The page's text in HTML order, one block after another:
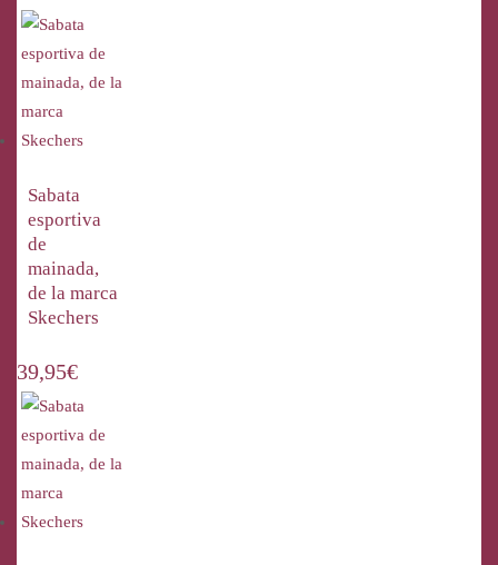
Sabata
esportiva
de
mainada,
de la marca
Skechers
39,95€